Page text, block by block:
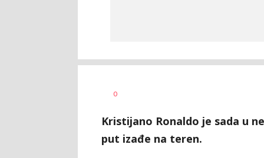
AUTOR
0
Kristijano Ronaldo je sada u
put izađe na teren.